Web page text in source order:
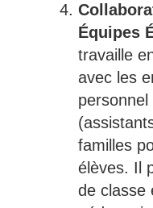
Équipes
travaille
avec les
familles
élèves. Il
de classe